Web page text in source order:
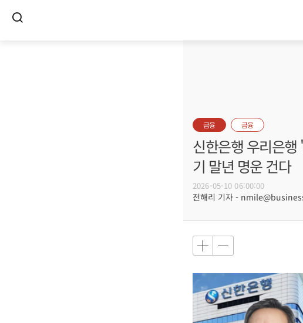
금융 금융
신한은행 우리은
기 말년 명운 건다
2026-05-10 06:00:00
전해리 기자 -